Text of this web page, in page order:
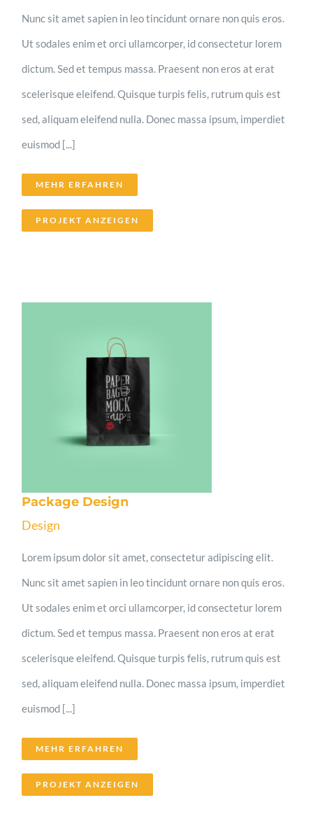
Nunc sit amet sapien in leo tincidunt ornare non quis eros.
Ut sodales enim et orci ullamcorper, id consectetur lorem
dictum. Sed et tempus massa. Praesent non eros at erat
scelerisque eleifend. Quisque turpis felis, rutrum quis est
sed, aliquam eleifend nulla. Donec massa ipsum, imperdiet
euismod [...]
MEHR ERFAHREN
PROJEKT ANZEIGEN
Package Design
Design
Lorem ipsum dolor sit amet, consectetur adipiscing elit.
Nunc sit amet sapien in leo tincidunt ornare non quis eros.
Ut sodales enim et orci ullamcorper, id consectetur lorem
dictum. Sed et tempus massa. Praesent non eros at erat
scelerisque eleifend. Quisque turpis felis, rutrum quis est
sed, aliquam eleifend nulla. Donec massa ipsum, imperdiet
euismod [...]
MEHR ERFAHREN
PROJEKT ANZEIGEN